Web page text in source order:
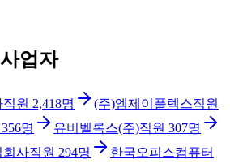
업자
직원 2,418명 (주)엠제이플렉스직원
356명 유비벨록스(주)직원 307명
회사직원 294명
한국오피스컴퓨터